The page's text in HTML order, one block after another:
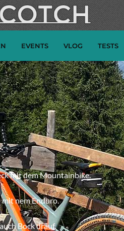
EVENTS VLOG TESTS
mit dem Mountainbike.
nem Enduro.
Bock drauf.